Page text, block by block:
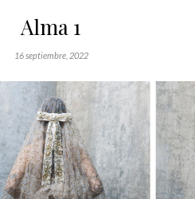
Alma 1
16 septiembre, 2022